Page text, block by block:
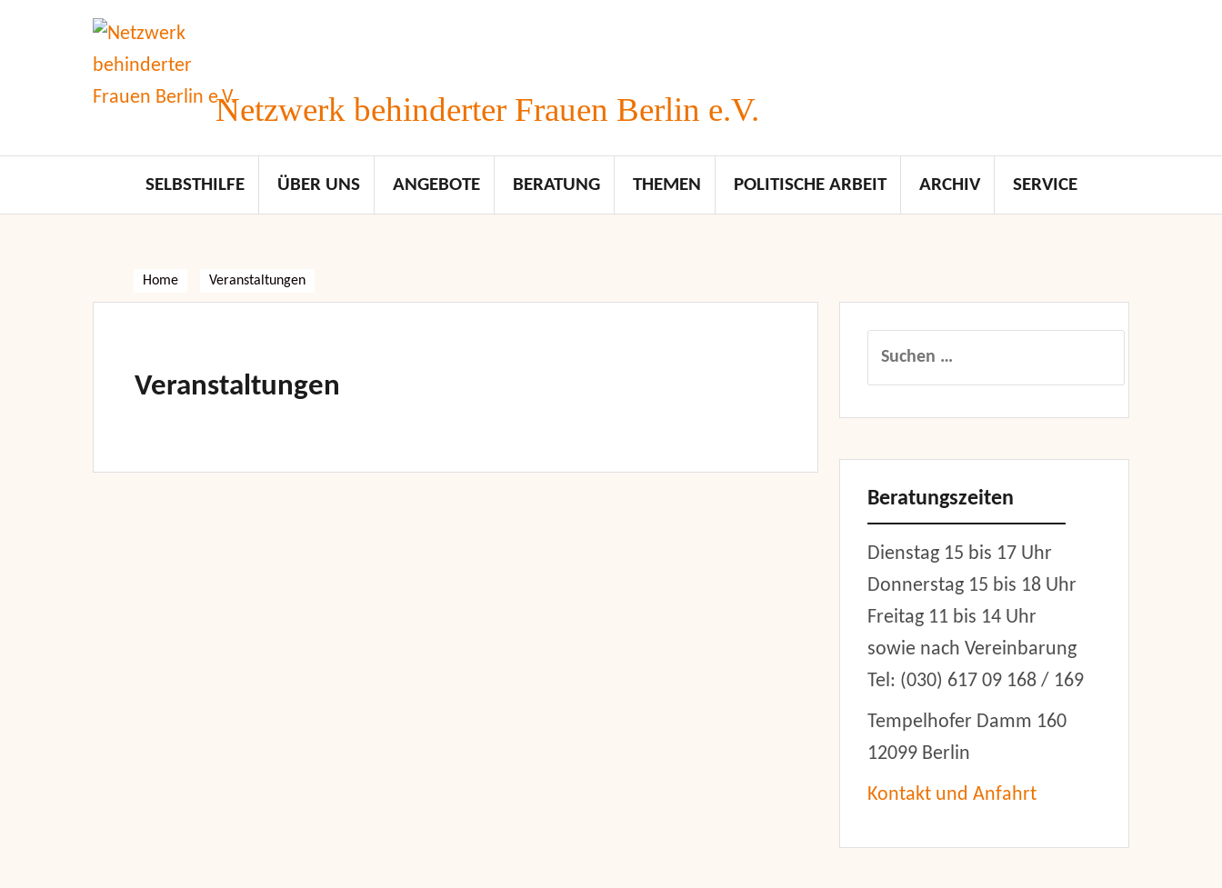
Netzwerk behinderter Frauen Berlin e.V.
SELBSTHILFE ÜBER UNS ANGEBOTE BERATUNG THEMEN POLITISCHE ARBEIT ARCHIV SERVICE
Home Veranstaltungen
Veranstaltungen
Suchen
Beratungszeiten
Dienstag 15 bis 17 Uhr
Donnerstag 15 bis 18 Uhr
Freitag 11 bis 14 Uhr
sowie nach Vereinbarung
Tel: (030) 617 09 168 / 169
Tempelhofer Damm 160
12099 Berlin
Kontakt und Anfahrt